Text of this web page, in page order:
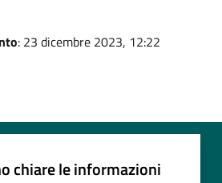
: 23 dicembre 2023, 12:22
chiare le informazioni